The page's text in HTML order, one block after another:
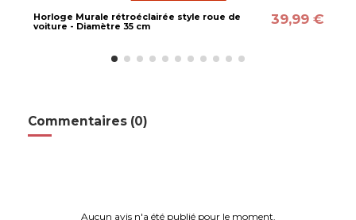
Horloge Murale rétroéclairée style roue de
voiture - Diamètre 35 cm
39,99 €
Commentaires (0)
Aucun avis n'a été publié pour le moment.